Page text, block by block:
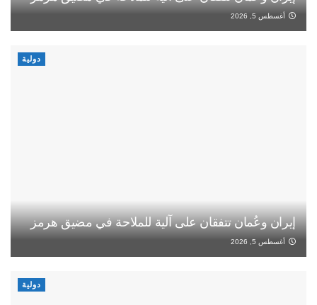
أغسطس 5, 2026
دولية
إيران وعُمان تتفقان على آلية للملاحة في مضيق هرمز
أغسطس 5, 2026
دولية